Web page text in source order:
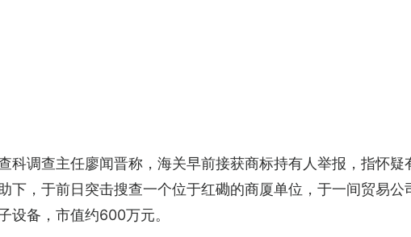
科调查主任廖闻晋称，海关早前接获商标持有人举报，指怀
下，于前日突击搜查一个位于红磡的商厦单位，于一间贸易
设备，市值约600万元。